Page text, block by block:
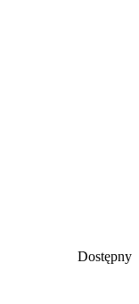
Dostępny